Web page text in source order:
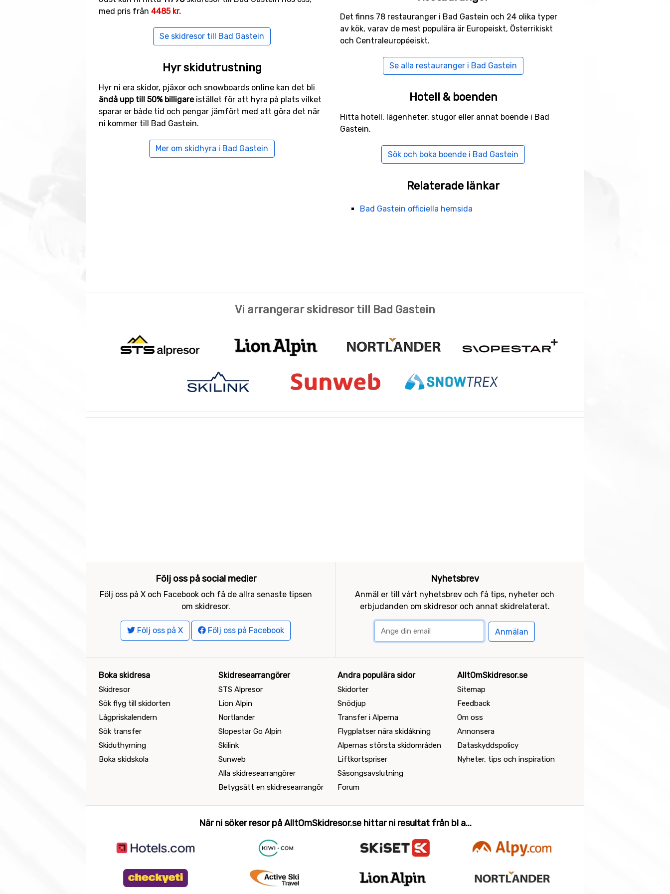
Badgastein når du enklast genom att flyga till . Det går även utmärkt att resa viaMüncheneller Innsbruck. Från
Salzburg tar det drygt en timme med buss eller taxi, från Innsbruck och München två. Man kan även åkatåg direkt till Bad
från Salzburg, Innsbruck och München, vilket gör transfern både bekvämare och mer miljövänlig.
med pris från 4485 kr.
Se skidresor till Bad Gastein
Hyr skidutrustning
Hyr ni era skidor, pjäxor och snowboards online kan det bli
ändå upp till 50% billigareistället för att hyra på plats vilket
sparar er både tid och pengar jämfört med att göra det när
ni kommer till Bad Gastein.
Mer om skidhyra i Bad Gastein
Det finns 78 restauranger i Bad Gastein och 24 olika typer
av kök, varav de mest populära är Europeiskt, Österrikiskt
och Centraleuropéeiskt.
Se alla restauranger i Bad Gastein
Hotell & boenden
Hitta hotell, lägenheter, stugor eller annat boende i Bad
Gastein.
Sök och boka boende i Bad Gastein
Relaterade länkar
Bad Gastein officiella hemsida
Vi arrangerar skidresor till Bad Gastein
Följ oss på social medier
Följ oss på X och Facebook och få de allra senaste tipsen
om skidresor.
Följ oss på X Följ oss på Facebook
Nyhetsbrev
Anmäl er till vårt nyhetsbrev och få tips, nyheter och
erbjudanden om skidresor och annat skidrelaterat.
Anmälan
Boka skidresa
Skidresor
Sök flyg till skidorten
Lågpriskalendern
Sök transfer
Skiduthyrning
Boka skidskola
Skidresearrangörer
STS Alpresor
Lion Alpin
Nortlander
Slopestar Go Alpin
Skilink
Sunweb
Alla skidresearrangörer
Betygsätt en skidresearrangör
Andra populära sidor
Skidorter
Snödjup
Transfer i Alperna
Flygplatser nära skidåkning
Alpernas största skidområden
Liftkortspriser
Säsongsavslutning
Forum
AlltOmSkidresor.se
Sitemap
Feedback
Om oss
Annonsera
Dataskyddspolicy
Nyheter, tips och inspiration
När ni söker resor på AlltOmSkidresor.se hittar ni resultat från bl a...